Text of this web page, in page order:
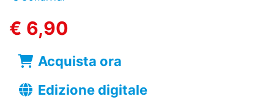
€ 6,90
Acquista ora
Edizione digitale